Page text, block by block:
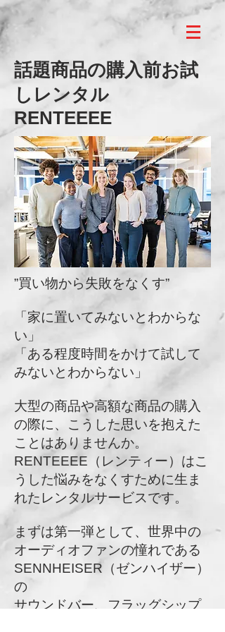
話題商品の購入前お試
しレンタル
RENTEEEE
”買い物から失敗をなくす”
「家に置いてみないとわからな
い」
「ある程度時間をかけて試して
みないとわからない」
大型の商品や高額な商品の購入
の際に、こうした思いを抱えた
ことはありませんか。
RENTEEEE（レンティー）はこ
うした悩みをなくすために生ま
れたレンタルサービスです。
まずは第一弾として、世界中の
オーディオファンの憧れである
SENNHEISER（ゼンハイザー）
の
サウンドバー、フラッグシップ